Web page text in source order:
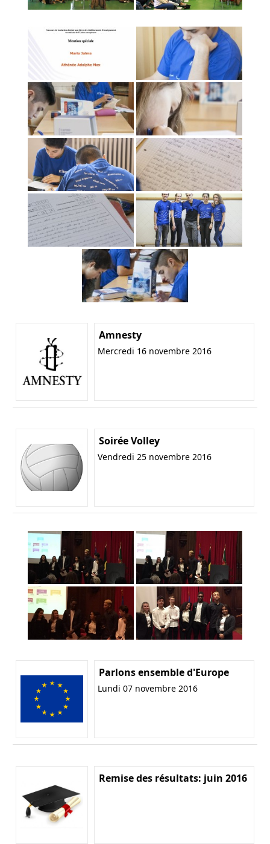
Amnesty
Mercredi 16 novembre 2016
Soirée Volley
Vendredi 25 novembre 2016
Parlons ensemble d'Europe
Lundi 07 novembre 2016
Remise des résultats: juin 2016